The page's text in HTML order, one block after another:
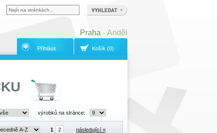
výrobků na stránce:
1 2 následující »
Praha - Anděl
Košík (0)
Přihlásit